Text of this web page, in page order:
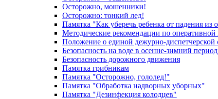
Осторожно, мошенники!
Осторожно: тонкий лед!
Памятка "Как уберечь ребенка от падения из
Методические рекомендации по оперативной
Положение о единой дежурно-
Безопасность на воде в осенне-зимний период
Безопасность дорожного движения
Памятка грибникам
Памятка "Осторожно, гололед!"
Памятка "Обработка надворных уборных"
Памятка "Дезинфекция колодцев"